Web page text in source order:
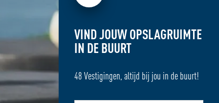
VIND JOUW OPSLAGRUIMTE
IN DE BUURT
48 Vestigingen, altijd bij jou in de buurt!